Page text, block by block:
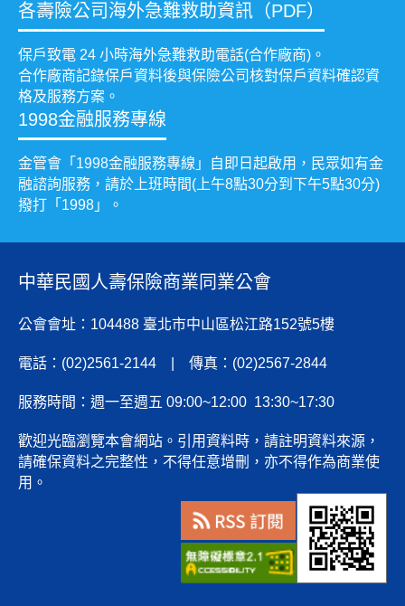
各壽險公司海外急難救助資訊（PDF）
保戶致電 24 小時海外急難救助電話(合作廠商)。
合作廠商記錄保戶資料後與保險公司核對保戶資料確認資
格及服務方案。
1998金融服務專線
金管會「1998金融服務專線」自即日起啟用，民眾如有金
融諮詢服務，請於上班時間(上午8點30分到下午5點30分)
撥打「1998」。
中華民國人壽保險商業同業公會
公會會址：104488 臺北市中山區松江路152號5樓
電話：(02)2561-2144 | 傳真：(02)2567-2844
服務時間：週一至週五 09:00~12:00 13:30~17:30
歡迎光臨瀏覽本會網站。引用資料時，請註明資料來源，
請確保資料之完整性，不得任意增刪，亦不得作為商業使
用。